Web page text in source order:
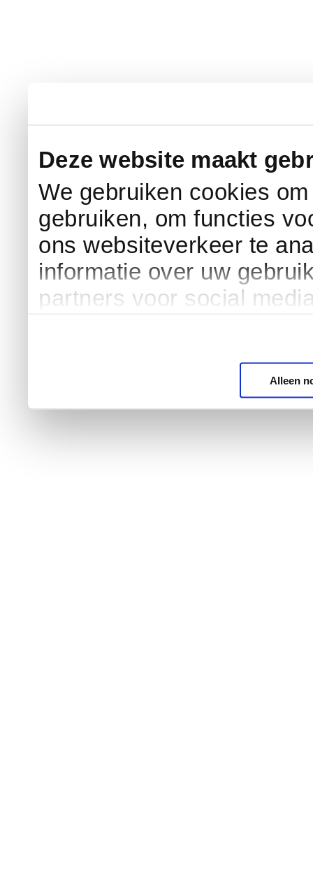
Deze website maakt
We gebruiken cookies
gebruiken, om functies
ons websiteverkeer te
informatie over uw
partners voor social
Alleen